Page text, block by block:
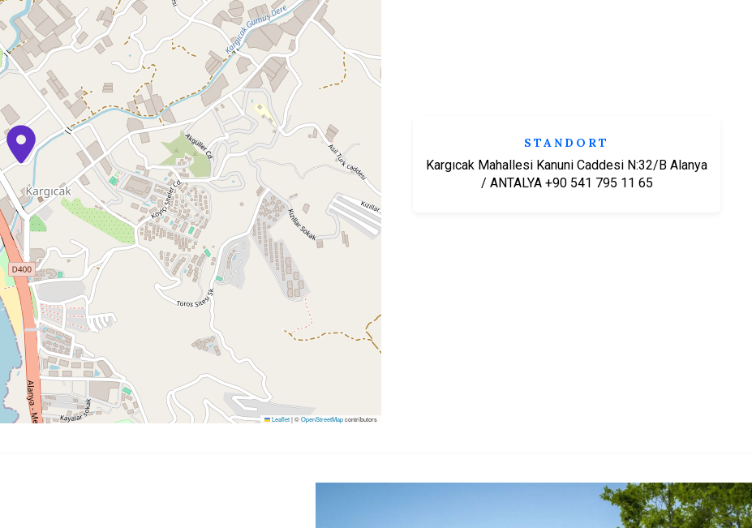
Leaflet|©OpenStreetMapcontributors
STANDORT
Kargıcak Mahallesi Kanuni Caddesi N:32/B Alanya
/ ANTALYA +90 541 795 11 65